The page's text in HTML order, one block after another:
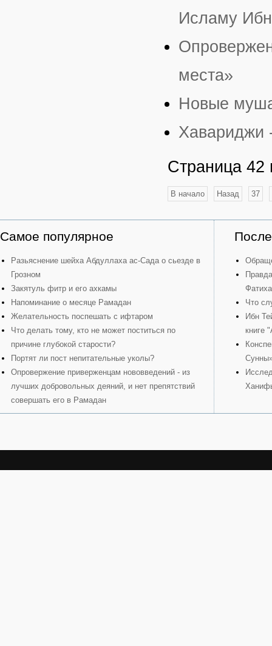
Исламу
места»
Новые
Хавариджи
Страница 42
В начало Назад 37
Самое популярное
Разьяснение шейха Абдуллаха ас-Сада о сьезде в
Грозном
Закятуль фитр и его ахкамы
Напоминание о месяце Рамадан
Желательность поспешать с ифтаром
Что делать тому, кто не может поститься по
причине глубокой старости?
Портят ли пост непитательные уколы?
Опровержение приверженцам нововведений - из
лучших добровольных деяний, и нет препятствий
совершать его в Рамадан
Что
Ибн
книге